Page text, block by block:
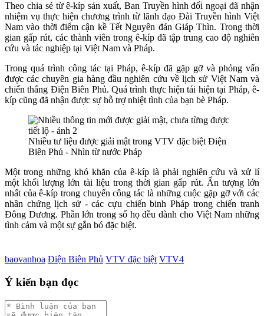
Theo chia sẻ từ ê-kíp sản xuất, Ban Truyền hình đối ngoại đã nhận
nhiệm vụ thực hiện chương trình từ lãnh đạo Đài Truyền hình Việt
Nam vào thời điểm cận kề Tết Nguyên đán Giáp Thìn. Trong thời
gian gấp rút, các thành viên trong ê-kíp đã tập trung cao độ nghiên
cứu và tác nghiệp tại Việt Nam và Pháp.
Trong quá trình công tác tại Pháp, ê-kíp đã gặp gỡ và phỏng vấn
được các chuyên gia hàng đầu nghiên cứu về lịch sử Việt Nam và
chiến thắng Điện Biên Phủ. Quá trình thực hiện tái hiện tại Pháp, ê-
kíp cũng đã nhận được sự hỗ trợ nhiệt tình của bạn bè Pháp.
Nhiều tư liệu được giải mật trong VTV đặc biệt Điện
Biên Phủ - Nhìn từ nước Pháp
Một trong những khó khăn của ê-kíp là phải nghiên cứu và xử lí
một khối lượng lớn tài liệu trong thời gian gấp rút. Ấn tượng lớn
nhất của ê-kíp trong chuyến công tác là những cuộc gặp gỡ với các
nhân chứng lịch sử - các cựu chiến binh Pháp trong chiến tranh
Đông Dương. Phần lớn trong số họ đều dành cho Việt Nam những
tình cảm và một sự gắn bó đặc biệt.
baovanhoa Điện Biên Phủ VTV đặc biệt VTV4
Ý kiến bạn đọc